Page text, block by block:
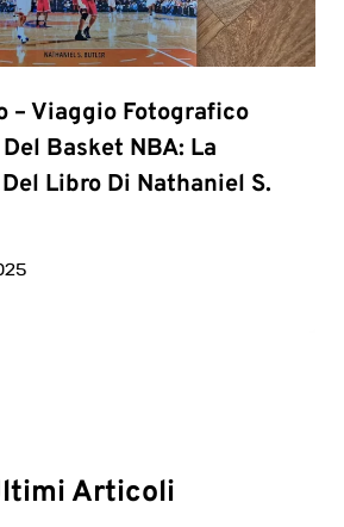
– Viaggio Fotografico
Basket NBA: La
Libro Di Nathaniel S.
Articoli